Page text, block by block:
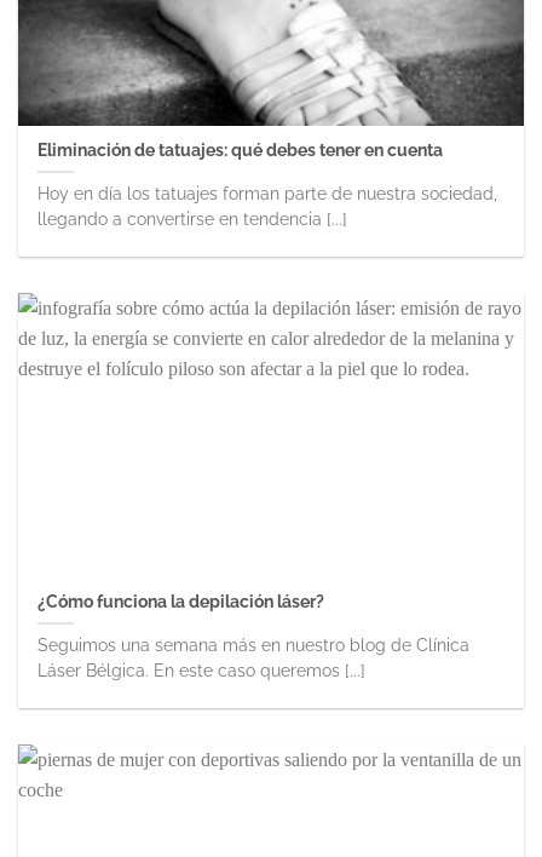
Eliminación de tatuajes: qué debes tener en cuenta
Hoy en día los tatuajes forman parte de nuestra sociedad,
llegando a convertirse en tendencia [...]
¿Cómo funciona la depilación láser?
Seguimos una semana más en nuestro blog de Clínica
Láser Bélgica. En este caso queremos [...]